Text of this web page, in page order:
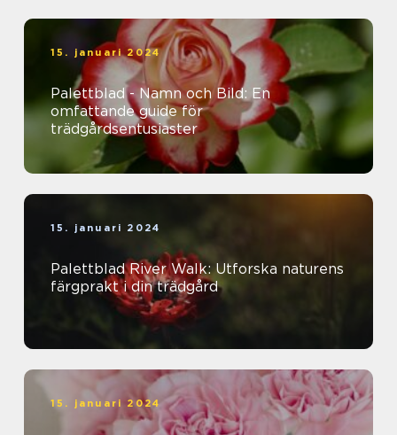
15. januari 2024
Palettblad - Namn och Bild: En
omfattande guide för
trädgårdsentusiaster
15. januari 2024
Palettblad River Walk: Utforska naturens
färgprakt i din trädgård
15. januari 2024